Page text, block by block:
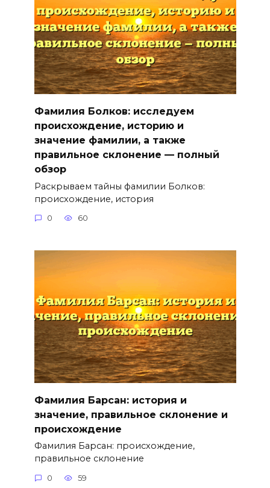
Фамилия Болков: исследуем
происхождение, историю и
значение фамилии, а также
правильное склонение — полный
обзор
Раскрываем тайны фамилии Болков:
происхождение, история
0 60
Фамилия Барсан: история и
значение, правильное склонение и
происхождение
Фамилия Барсан: происхождение,
правильное склонение
0 59